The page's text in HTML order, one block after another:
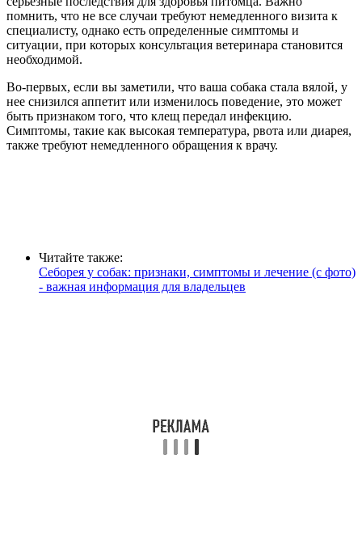
помнить, что не все случаи требуют немедленного визита к
специалисту, однако есть определенные симптомы и
ситуации, при которых консультация ветеринара становится
необходимой.
Во-первых, если вы заметили, что ваша собака стала вялой, у
нее снизился аппетит или изменилось поведение, это может
быть признаком того, что клещ передал инфекцию.
Симптомы, такие как высокая температура, рвота или диарея,
также требуют немедленного обращения к врачу.
Читайте также:
Себорея у собак: признаки, симптомы и лечение (с фото)
- важная информация для владельцев